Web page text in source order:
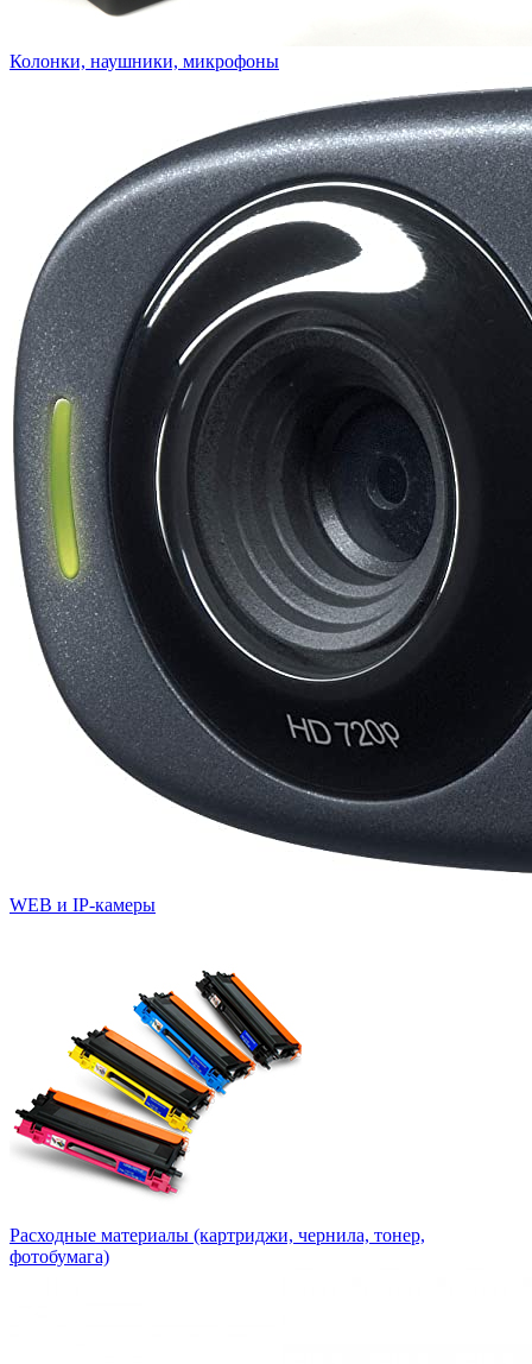
Колонки, наушники, микрофоны
WEB и IP-камеры
Расходные материалы (картриджи, чернила, тонер,
фотобумага)